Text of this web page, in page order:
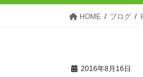
HOME ブログ
2016年8月16日